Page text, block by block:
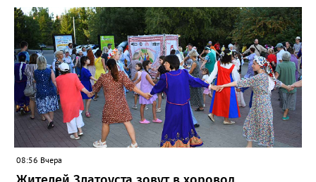
комментарии не уточняется.
горожан приглашают с 8 по 9 августа в палаточном лагере на
берегу реки Ай. Добраться туда можно на рейсовом автобусе
до Веселовки – он отправится в 6:35, 13:21 и 18:01 от
автовокзала. Кроме того, от Центральной библиотеки до села
будут курсировать маршрутные такси. Время отправления в
10:00, 11:00, 12:00, обратные рейсы в 21:00, 21:30, 22:00.
08:56 Вчера